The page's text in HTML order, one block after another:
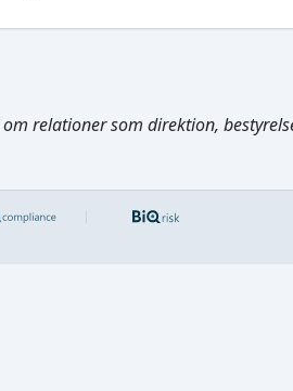
relationer som direktion,